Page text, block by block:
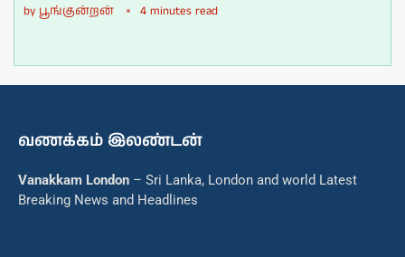
by பூங்குன்றன் 4 minutes read
வணக்கம் இலண்டன்
Vanakkam London – Sri Lanka, London and world Latest
Breaking News and Headlines